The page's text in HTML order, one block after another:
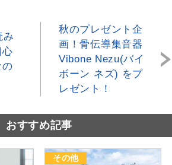
み
心
の
秋のプレゼント企
画！骨伝導集音器
Vibone Nezu(バイ
ボーン ネズ) をプ
レゼント！
おすすめ記事
その他